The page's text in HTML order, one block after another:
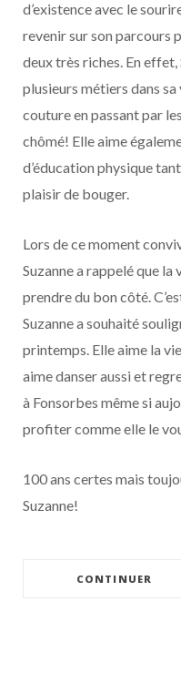
d’existence avec le
revenir sur son parcours
deux très riches. En
plusieurs métiers dans sa
couture en passant par
chômé! Elle aime
d’éducation physique
plaisir de bouger.
Lors de ce moment
Suzanne a rappelé que la
prendre du bon côté.
Suzanne a souhaité
printemps. Elle aime la
aime danser aussi et
à Fonsorbes même si
profiter comme elle le
100 ans certes mais
Suzanne!
CONTINUER